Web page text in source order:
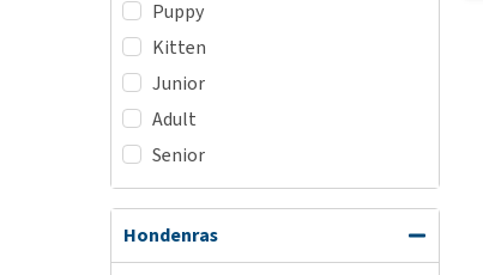
Puppy
Kitten
Junior
Adult
Senior
Hondenras